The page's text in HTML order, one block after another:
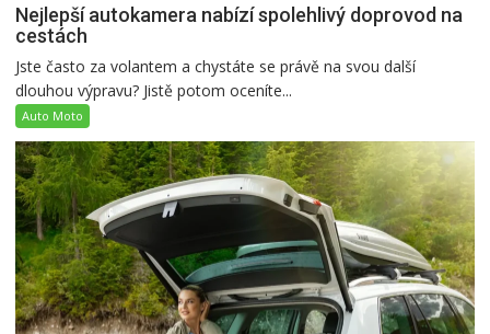
Nejlepší autokamera nabízí spolehlivý doprovod na
cestách
Jste často za volantem a chystáte se právě na svou další
dlouhou výpravu? Jistě potom oceníte...
Auto Moto